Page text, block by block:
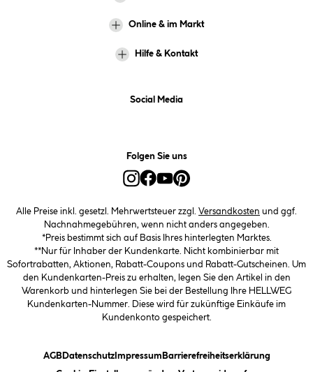
Online & im Markt
Hilfe & Kontakt
Social Media
Folgen Sie uns
Alle Preise inkl. gesetzl. Mehrwertsteuer zzgl. Versandkosten und ggf.
Nachnahmegebühren, wenn nicht anders angegeben.
*Preis bestimmt sich auf Basis Ihres hinterlegten Marktes.
**Nur für Inhaber der Kundenkarte. Nicht kombinierbar mit
Sofortrabatten, Aktionen, Rabatt-Coupons und Rabatt-Gutscheinen. Um
den Kundenkarten-Preis zu erhalten, legen Sie den Artikel in den
Warenkorb und hinterlegen Sie bei der Bestellung Ihre HELLWEG
Kundenkarten-Nummer. Diese wird für zukünftige Einkäufe im
Kundenkonto gespeichert.
AGB(öffnet ein Dialogfeld)
Datenschutz(öffnet ein Dialogfeld)
Impressum(öffnet ein Dialogfeld)
Barrierefreiheitserklärung(öffnet